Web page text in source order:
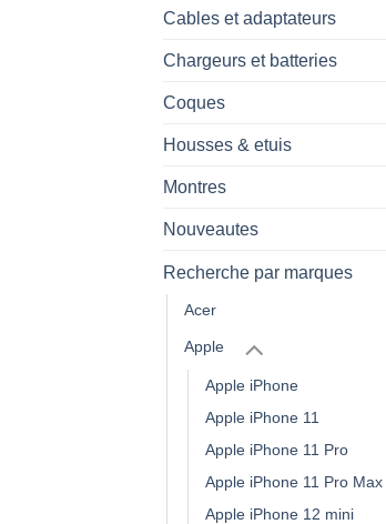
Cables et adaptateurs
Chargeurs et batteries
Coques
Housses & etuis
Montres
Nouveautes
Recherche par marques
Acer
Apple
Apple iPhone
Apple iPhone 11
Apple iPhone 11 Pro
Apple iPhone 11 Pro Max
Apple iPhone 12 mini